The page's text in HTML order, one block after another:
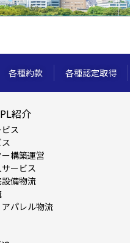
各種約款 各種認定取得
紹介
ス
構築運営
ービス
備物流
パレル物流